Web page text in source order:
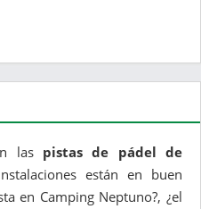
las pistas de pádel de
están en buen
en Camping Neptuno?, ¿el